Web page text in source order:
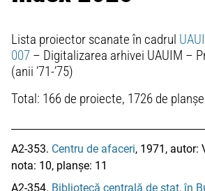
Lista proiector scanate în cadrul
007 – Digitalizarea arhivei UAUIM –
(anii ’71-’75)
Total: 166 de proiecte, 1726 de planșe
A2-353. Centru de afaceri, 1971, autor:
nota: 10, planșe: 11
A2-354. Bibliotecă centrală de stat, în